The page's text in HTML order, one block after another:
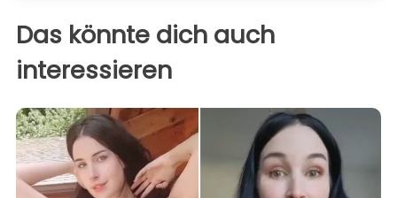
Das könnte dich auch
interessieren